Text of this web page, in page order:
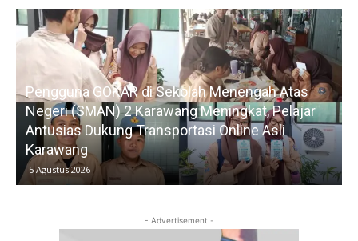
Pengguna GOKAR di Sekolah Menengah Atas
Negeri (SMAN) 2 Karawang Meningkat, Pelajar
Antusias Dukung Transportasi Online Asli
Karawang
5 Agustus 2026
- Advertisement -